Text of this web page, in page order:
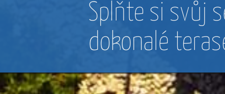
jaro, léto,